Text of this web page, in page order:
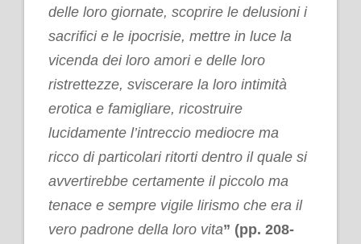
delle loro giornate, scoprire le delusioni i
sacrifici e le ipocrisie, mettre in luce la
vicenda dei loro amori e delle loro
ristrettezze, sviscerare la loro intimità
erotica e famigliare, ricostruire
lucidamente l’intreccio mediocre ma
ricco di particolari ritorti dentro il quale si
avvertirebbe certamente il piccolo ma
tenace e sempre vigile lirismo che era il
vero padrone della loro vita” (pp. 208-